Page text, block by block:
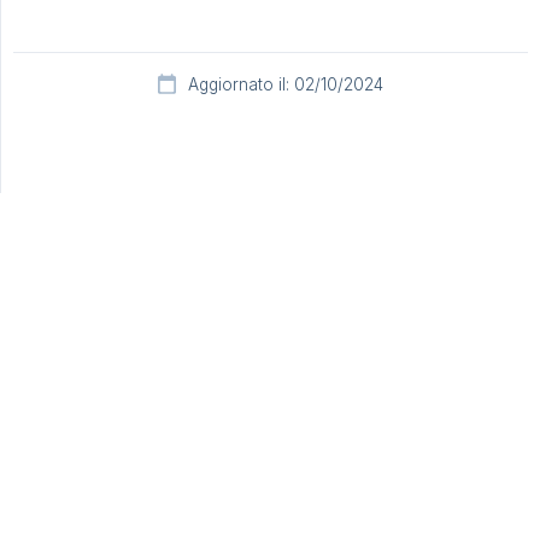
Aggiornato il: 02/10/2024